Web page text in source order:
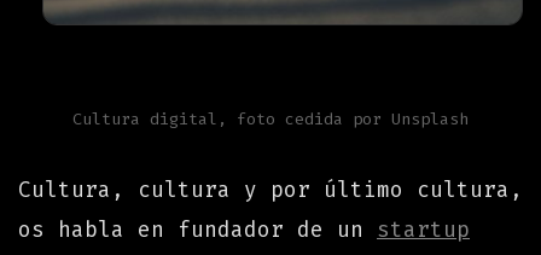
Cultura digital, foto cedida por Unsplash
Cultura, cultura y por último cultura,
os habla en fundador de un startup